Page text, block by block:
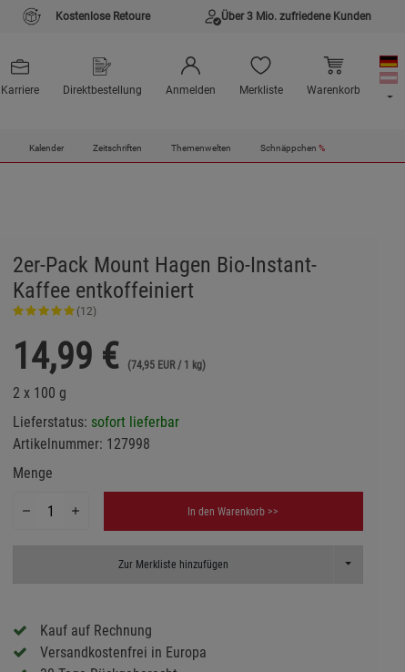
Kostenlose Retoure Über 3 Mio. zufriedene Kunden
Karriere Direktbestellung Anmelden Merkliste Warenkorb
Kalender Zeitschriften Themenwelten Schnäppchen %
2er-Pack Mount Hagen Bio-Instant-
Kaffee entkoffeiniert
(12)
14,99 € (74,95 EUR / 1 kg)
2 x 100 g
Lieferstatus: sofort lieferbar
Artikelnummer: 127998
Menge
In den Warenkorb >>
Zur Merkliste hinzufügen Toggle
Kauf auf Rechnung
Versandkostenfrei in Europa